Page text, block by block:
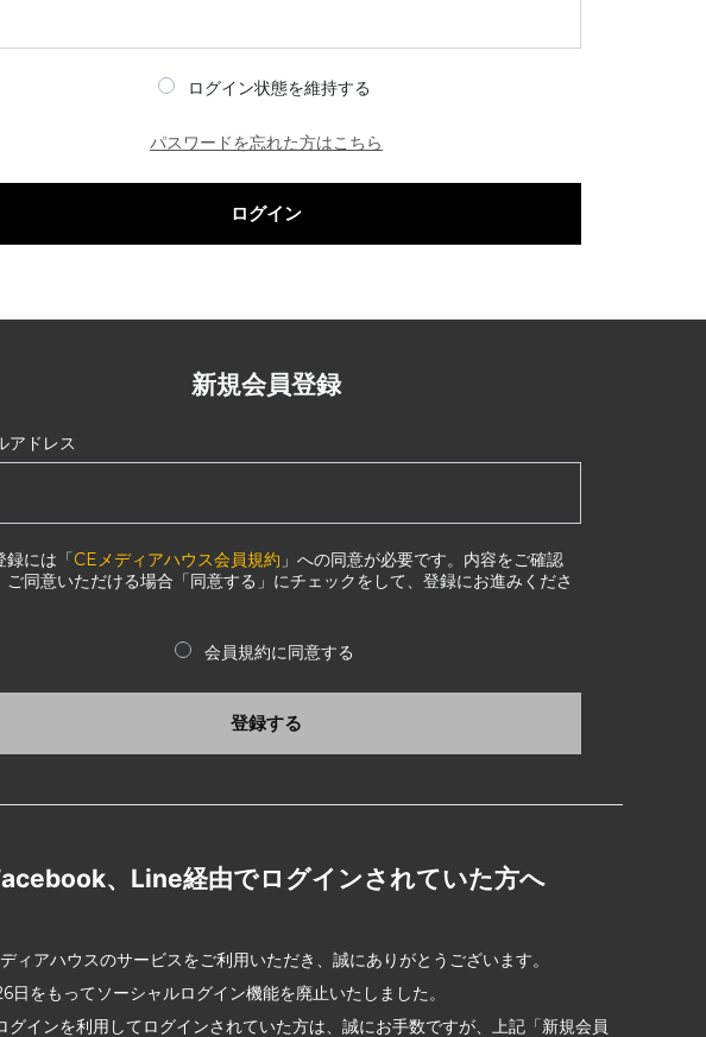
ログイン状態を維持する
パスワードを忘れた方はこちら
ログイン
新規会員登録
アドレス
録には「CEメディアハウス会員規約 」への同意が必要です。内容をご確認
ご同意いただける場合「同意する」にチェックをして、登録にお進みくださ
会員規約に同意する
登録する
、Line経由でログインされていた方へ
ィアハウスのサービスをご利用いただき、誠にありがとうございます。
日をもってソーシャルログイン機能を廃止いたしました。
グインを利用してログインされていた方は、誠にお手数ですが、上記「新規会員